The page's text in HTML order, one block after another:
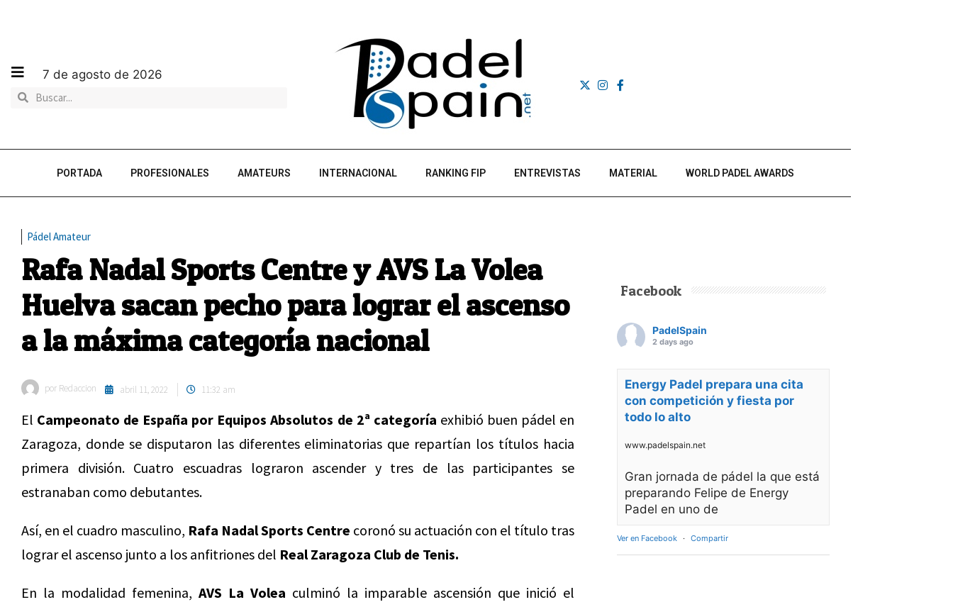
7 de agosto de 2026
PORTADA PROFESIONALES AMATEURS INTERNACIONAL RANKING FIP ENTREVISTAS MATERIAL WORLD PADEL AWARDS
Pádel Amateur
Rafa Nadal Sports Centre y AVS La Volea
Huelva sacan pecho para lograr el ascenso
a la máxima categoría nacional
por Redaccion abril 11, 2022 11:32 am
El Campeonato de España por Equipos Absolutos de 2ª categoría exhibió buen pádel en
Zaragoza, donde se disputaron las diferentes eliminatorias que repartían los títulos hacia
primera división. Cuatro escuadras lograron ascender y tres de las participantes se
estranaban como debutantes.
Así, en el cuadro masculino, Rafa Nadal Sports Centre coronó su actuación con el título tras
lograr el ascenso junto a los anfitriones del Real Zaragoza Club de Tenis.
En la modalidad femenina, AVS La Volea culminó la imparable ascensión que inició el
Facebook
PadelSpain
2 days ago
Energy Padel prepara una cita
con competición y fiesta por
todo lo alto
www.padelspain.net
Gran jornada de pádel la que está
preparando Felipe de Energy
Padel en uno de
Ver en Facebook · Compartir